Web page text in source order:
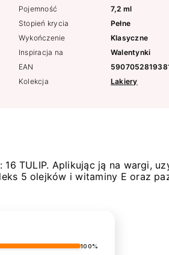
Pojemność
7,2 ml
Stopień krycia
Pełne
Wykończenie
Klasyczne
Inspiracja na
Walentynki
EAN
Kolekcja
Lakiery
TULIP. Aplikując ją na wargi,
5 olejków i witaminy E oraz
100%